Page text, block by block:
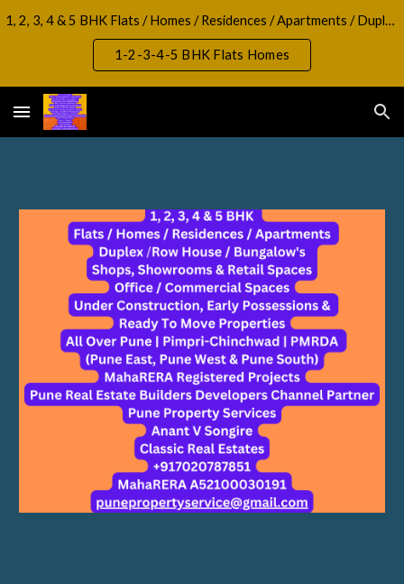
Skip to navigation
1, 2, 3, 4 & 5 BHK Flats / Homes / Residences / Apartments / Duplex / RowHouse / Bungalow, Shops, Showrooms & Retail Spaces Office / Commercial Spaces
1-2-3-4-5 BHK Flats Homes